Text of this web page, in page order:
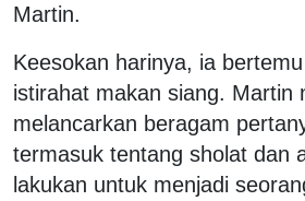
Martin.
Keesokan harinya, ia
istirahat makan siang. Martin
melancarkan beragam
termasuk tentang sholat dan
lakukan untuk menjadi